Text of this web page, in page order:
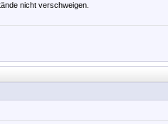
nicht verschweigen.